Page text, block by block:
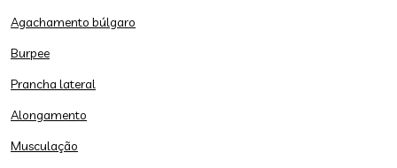
Agachamento búlgaro
Burpee
Prancha lateral
Alongamento
Musculação